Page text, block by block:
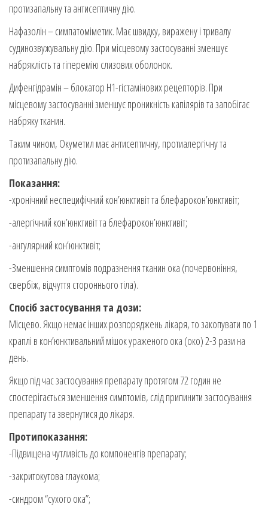
протизапальну та антисептичну дію.
Нафазолін – симпатоміметик. Має швидку, виражену і тривалу
судинозвужувальну дію. При місцевому застосуванні зменшує
набряклість та гіперемію слизових оболонок.
Дифенгідрамін – блокатор H1-гістамінових рецепторів. При
місцевому застосуванні зменшує проникність капілярів та запобігає
набряку тканин.
Таким чином, Окуметил має антисептичну, протиалергічну та
протизапальну дію.
Показання:
-хронічний неспецифічний кон’юнктивіт та блефарокон’юнктивіт;
-алергічний кон’юнктивіт та блефарокон’юнктивіт;
-ангулярний кон’юнктивіт;
-Зменшення симптомів подразнення тканин ока (почервоніння,
свербіж, відчуття стороннього тіла).
Спосіб застосування та дози:
Місцево. Якщо немає інших розпоряджень лікаря, то закопувати по 1
краплі в кон’юнктивальний мішок ураженого ока (око) 2-3 рази на
день.
Якщо під час застосування препарату протягом 72 годин не
спостерігається зменшення симптомів, слід припинити застосування
препарату та звернутися до лікаря.
Протипоказання:
-Підвищена чутливість до компонентів препарату;
-закритокутова глаукома;
-синдром “сухого ока”;